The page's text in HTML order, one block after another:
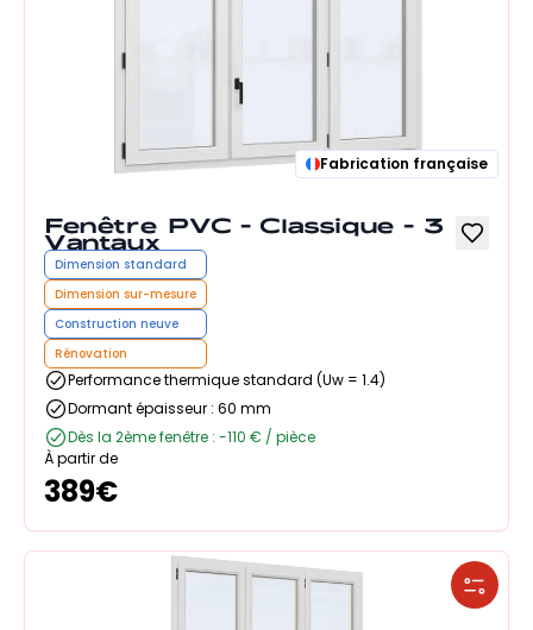
Fabrication française
Fenêtre PVC - Classique - 3
Vantaux
Dimension standard
Dimension sur-mesure
Construction neuve
Rénovation
Performance thermique standard (Uw = 1.4)
Dormant épaisseur : 60 mm
Dès la 2ème fenêtre : -110 € / pièce
À partir de
389€